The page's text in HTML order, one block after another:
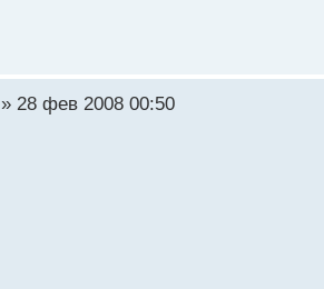
» 28 фев 2008 00:50